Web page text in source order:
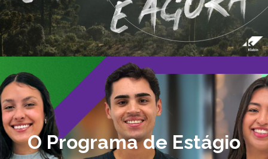
O Programa de Estágio